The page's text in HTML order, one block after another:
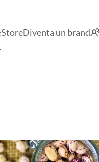
StoreDiventa un brand